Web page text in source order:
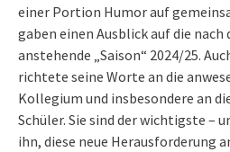
einer Portion Humor auf
gaben einen Ausblick auf die
anstehende „Saison“ 2024/25.
richtete seine Worte an die
Kollegium und insbesondere an
Schüler. Sie sind der wichtigste –
ihn, diese neue Herausforderung